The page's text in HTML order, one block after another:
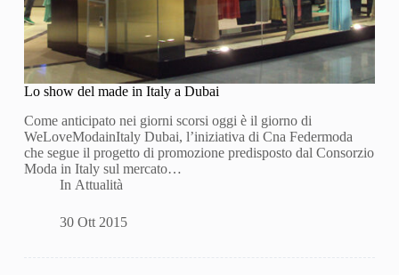
Lo show del made in Italy a Dubai
Come anticipato nei giorni scorsi oggi è il giorno di
WeLoveModainItaly Dubai, l’iniziativa di Cna Federmoda
che segue il progetto di promozione predisposto dal Consorzio
Moda in Italy sul mercato…
In Attualità
30 Ott 2015